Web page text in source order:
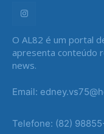
O AL82 é um portal
apresenta conteúdo
news.
Email:
Telefone: (82)